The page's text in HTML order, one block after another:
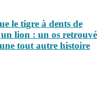
le tigre à dents de
lion : un os retrouvé
tout autre histoire